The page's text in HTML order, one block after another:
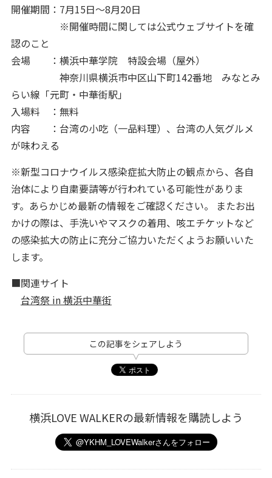
開催期間：7月15日～8月20日
※開催時間に関しては公式ウェブサイトを確
認のこと
会場 ：横浜中華学院 特設会場（屋外）
神奈川県横浜市中区山下町142番地 みなとみ
らい線「元町・中華街駅」
入場料 ：無料
内容 ：台湾の小吃（一品料理）、台湾の人気グルメ
が味わえる
※新型コロナウイルス感染症拡大防止の観点から、各自
治体により自粛要請等が行われている可能性がありま
す。あらかじめ最新の情報をご確認ください。 またお出
かけの際は、手洗いやマスクの着用、咳エチケットなど
の感染拡大の防止に充分ご協力いただくようお願いいた
します。
■関連サイト
台湾祭 in 横浜中華街
この記事をシェアしよう
横浜LOVE WALKERの最新情報を購読しよう